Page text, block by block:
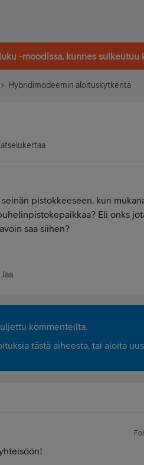
-moodissa, kunnes sulkeutuu
Hybridimodeemin aloituskytkentä
pistokkeeseen, kun
Eli onks
saa siihen?
Jaa
kommenteilta.
tästä aiheesta, tai aloita